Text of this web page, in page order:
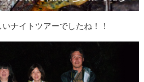
ナイトツアーでしたね！！